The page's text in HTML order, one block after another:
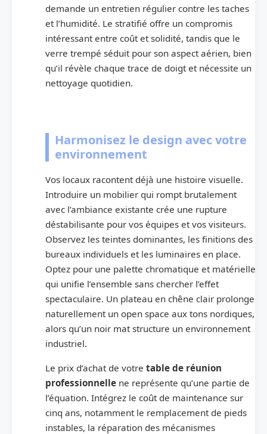
demande un entretien régulier contre les taches
et l’humidité. Le stratifié offre un compromis
intéressant entre coût et solidité, tandis que le
verre trempé séduit pour son aspect aérien, bien
qu’il révèle chaque trace de doigt et nécessite un
nettoyage quotidien.
Harmonisez le design avec votre
environnement
Vos locaux racontent déjà une histoire visuelle.
Introduire un mobilier qui rompt brutalement
avec l’ambiance existante crée une rupture
déstabilisante pour vos équipes et vos visiteurs.
Observez les teintes dominantes, les finitions des
bureaux individuels et les luminaires en place.
Optez pour une palette chromatique et matérielle
qui unifie l’ensemble sans chercher l’effet
spectaculaire. Un plateau en chêne clair prolonge
naturellement un open space aux tons nordiques,
alors qu’un noir mat structure un environnement
industriel.
Le prix d’achat de votre table de réunion
professionnelle ne représente qu’une partie de
l’équation. Intégrez le coût de maintenance sur
cinq ans, notamment le remplacement de pieds
instables, la réparation des mécanismes